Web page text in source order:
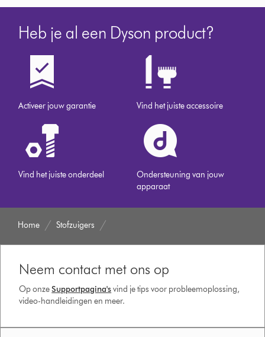
Heb je al een Dyson product?
Activeer jouw garantie Vind het juiste accessoire
Vind het juiste onderdeel
Ondersteuning van jouw
apparaat
Home Stofzuigers
Neem contact met ons op
Op onzeSupportpagina'svind je tips voor probleemoplossing,
video-handleidingen en meer.